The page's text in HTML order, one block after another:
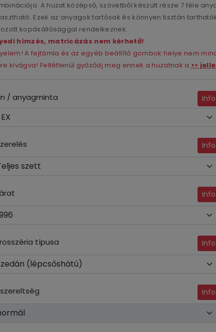
A huzat középső, szövetből készült része 7 féle
Ezek az anyagok tartósak és könnyen tisztán
kopásállósággal rendelkeznek.
hímzés, matricázás nem kérhető!
A fejtámla és az egyéb beállító gombok helye nem
kivágva! Feltétlenül győződj meg ennek a huzatnak a >>
/ anyagminta Info
Info
Info
típusa Info
Info